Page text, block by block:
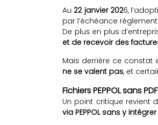
Au 22 janvier 2026,
par l’échéance
De plus en plus
et de recevoir des
Mais derrière ce constat
ne se valent pas, et
Fichiers PEPPOL sans
Un point critique revient
via PEPPOL sans y